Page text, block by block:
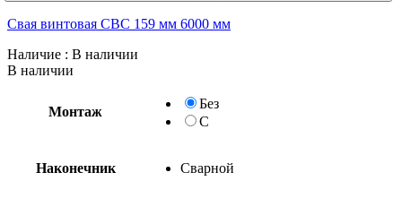
Свая винтовая СВС 159 мм 6000 мм
Наличие : В наличии
В наличии
Монтаж
Без
С
Наконечник Сварной